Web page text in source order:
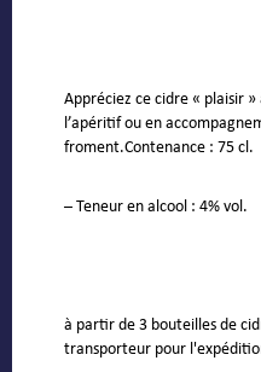
Appréciez ce cidre « plaisir
l’apéritif ou en
froment.Contenance : 75 cl.
– Teneur en alcool : 4% vol.
à partir de 3 bouteilles de
transporteur pour